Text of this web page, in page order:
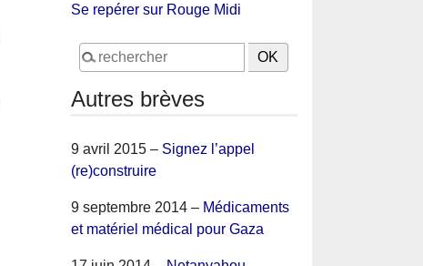
Se repérer sur Rouge Midi
Autres brèves
9 avril 2015 – Signez l’appel
(re)construire
9 septembre 2014 – Médicaments
et matériel médical pour Gaza